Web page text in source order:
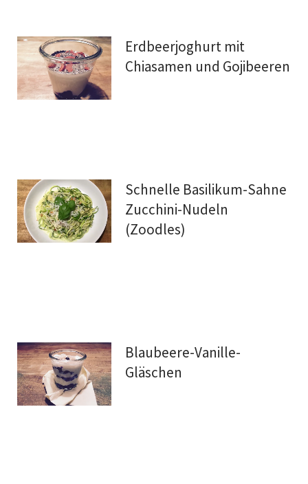
Erdbeerjoghurt mit
Chiasamen und Gojibeeren
Schnelle Basilikum-Sahne
Zucchini-Nudeln
(Zoodles)
Blaubeere-Vanille-
Gläschen